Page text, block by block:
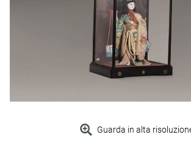
Guarda in alta